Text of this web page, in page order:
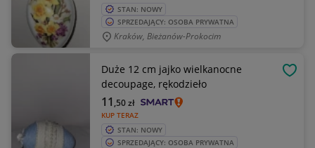
STAN: NOWY
SPRZEDAJĄCY: OSOBA PRYWATNA
Kraków, Bieżanów-Prokocim
Duże 12 cm jajko wielkanocne
decoupage, rękodzieło
KUP TERAZ
11 ,50zł
STAN: NOWY
SPRZEDAJĄCY: OSOBA PRYWATNA